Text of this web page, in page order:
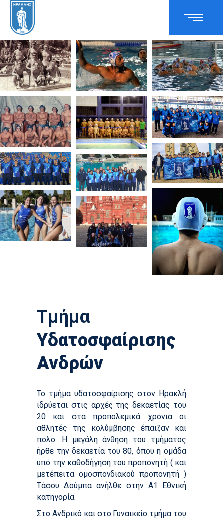
Τμήμα
Υδατοσφαίρισης
Ανδρών
Το τμήμα υδατοσφαίρισης στον Ηρακλή
ιδρύεται στις αρχές της δεκαετίας του
20 και στα προπολεμικά χρόνια οι
αθλητές της κολύμβησης έπαιζαν και
πόλο. Η μεγάλη άνθηση του τμήματος
ήρθε την δεκαετία του 80, όπου η ομάδα
υπό την καθοδήγηση του προπονητή ( και
μετέπειτα ομοσπονδιακού προπονητή )
Τάσου Δούμπα ανήλθε στην Α1 Εθνική
κατηγορία.
Στο Ανδρικό και στο Γυναικείο τμήμα του